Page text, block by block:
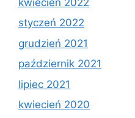
styczeń 2022
grudzień 2021
październik 2021
lipiec 2021
kwiecień 2020